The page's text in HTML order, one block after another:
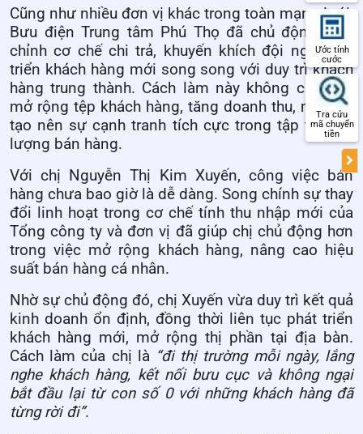
Cũng như nhiều đơn vị khác trong toàn mạng lưới,
Bưu điện Trung tâm Phú Thọ đã chủ động điều
chỉnh cơ chế chi trả, khuyến khích đội ngũ phát
triển khách hàng mới song song với duy trì khách
hàng trung thành. Cách làm này không chỉ giúp
mở rộng tệp khách hàng, tăng doanh thu, mà còn
tạo nên sự cạnh tranh tích cực trong tập thể lực
lượng bán hàng.
Với chị Nguyễn Thị Kim Xuyến, công việc bán
hàng chưa bao giờ là dễ dàng. Song chính sự thay
đổi linh hoạt trong cơ chế tính thu nhập mới của
Tổng công ty và đơn vị đã giúp chị chủ động hơn
trong việc mở rộng khách hàng, nâng cao hiệu
suất bán hàng cá nhân.
Nhờ sự chủ động đó, chị Xuyến vừa duy trì kết quả
kinh doanh ổn định, đồng thời liên tục phát triển
khách hàng mới, mở rộng thị phần tại địa bàn.
Cách làm của chị là “đi thị trường mỗi ngày, lắng
nghe khách hàng, kết nối bưu cục và không ngại
bắt đầu lại từ con số 0 với những khách hàng đã
từng rời đi”.
Ước tính
cước
Tra cứu
mã chuyển
tiền